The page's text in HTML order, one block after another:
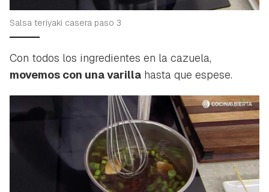
Guardar como favorito
Para poder guardar como favorito, primero has de
iniciar sesión con tu cuenta de Hogarmanía.
Salsa teriyaki casera paso 3
Con todos los ingredientes en la cazuela,
movemos con una varilla hasta que espese.
Contenido enviado
Gracias por suscribirte a nuestro boletín.